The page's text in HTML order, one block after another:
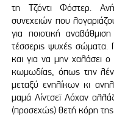
τη Τζόντι Φόστερ.
συνεχειών που
για ποιοτική
τέσσερις ψυχές σώματα.
και για να μην χαλάσει
κωμωδίας, όπως την
μεταξύ ενηλίκων κι
μαμά Λίντσεϊ Λόχαν
(προσεχώς) θετή κόρη της